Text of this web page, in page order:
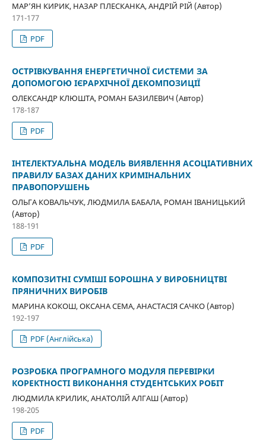
МАР’ЯН КИРИК, НАЗАР ПЛЕСКАНКА, АНДРІЙ РІЙ (Автор)
171-177
PDF
ОСТРІВКУВАННЯ ЕНЕРГЕТИЧНОЇ СИСТЕМИ ЗА
ДОПОМОГОЮ ІЄРАРХІЧНОЇ ДЕКОМПОЗИЦІЇ
ОЛЕКСАНДР КЛЮШТА, РОМАН БАЗИЛЕВИЧ (Автор)
178-187
PDF
ІНТЕЛЕКТУАЛЬНА МОДЕЛЬ ВИЯВЛЕННЯ АСОЦІАТИВНИХ
ПРАВИЛУ БАЗАХ ДАНИХ КРИМІНАЛЬНИХ
ПРАВОПОРУШЕНЬ
ОЛЬГА КОВАЛЬЧУК, ЛЮДМИЛА БАБАЛА, РОМАН ІВАНИЦЬКИЙ
(Автор)
188-191
PDF
КОМПОЗИТНІ СУМІШІ БОРОШНА У ВИРОБНИЦТВІ
ПРЯНИЧНИХ ВИРОБІВ
МАРИНА КОКОШ, ОКСАНА СЕМА, АНАСТАСІЯ САЧКО (Автор)
192-197
PDF (Англійська)
РОЗРОБКА ПРОГРАМНОГО МОДУЛЯ ПЕРЕВІРКИ
КОРЕКТНОСТІ ВИКОНАННЯ СТУДЕНТСЬКИХ РОБІТ
ЛЮДМИЛА КРИЛИК, АНАТОЛІЙ АЛГАШ (Автор)
198-205
PDF